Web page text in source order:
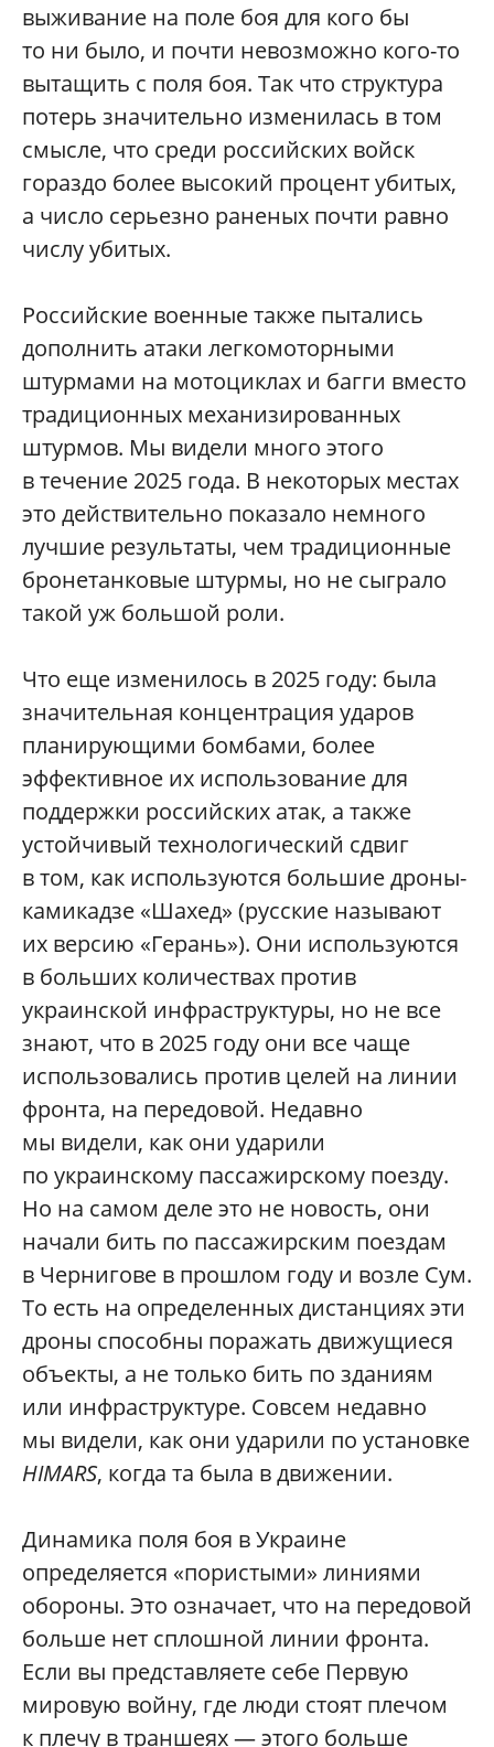
выживание на поле боя для кого бы
то ни было, и почти невозможно кого-то
вытащить с поля боя. Так что структура
потерь значительно изменилась в том
смысле, что среди российских войск
гораздо более высокий процент убитых,
а число серьезно раненых почти равно
числу убитых.
Российские военные также пытались
дополнить атаки легкомоторными
штурмами на мотоциклах и багги вместо
традиционных механизированных
штурмов. Мы видели много этого
в течение 2025 года. В некоторых местах
это действительно показало немного
лучшие результаты, чем традиционные
бронетанковые штурмы, но не сыграло
такой уж большой роли.
Что еще изменилось в 2025 году: была
значительная концентрация ударов
планирующими бомбами, более
эффективное их использование для
поддержки российских атак, а также
устойчивый технологический сдвиг
в том, как используются большие дроны-
камикадзе «Шахед» (русские называют
их версию «Герань»). Они используются
в больших количествах против
украинской инфраструктуры, но не все
знают, что в 2025 году они все чаще
использовались против целей на линии
фронта, на передовой. Недавно
мы видели, как они ударили
по украинскому пассажирскому поезду.
Но на самом деле это не новость, они
начали бить по пассажирским поездам
в Чернигове в прошлом году и возле Сум.
То есть на определенных дистанциях эти
дроны способны поражать движущиеся
объекты, а не только бить по зданиям
или инфраструктуре. Совсем недавно
мы видели, как они ударили по установке
HIMARS, когда та была в движении.
Динамика поля боя в Украине
определяется «пористыми» линиями
обороны. Это означает, что на передовой
больше нет сплошной линии фронта.
Если вы представляете себе Первую
мировую войну, где люди стоят плечом
к плечу в траншеях — этого больше